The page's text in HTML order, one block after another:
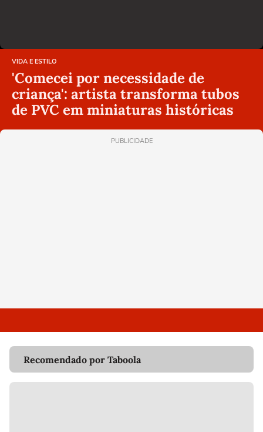
VIDA E ESTILO
'Comecei por necessidade de
criança': artista transforma tubos
de PVC em miniaturas históricas
PUBLICIDADE
Recomendado por Taboola